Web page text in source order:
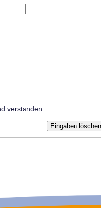
verstanden.